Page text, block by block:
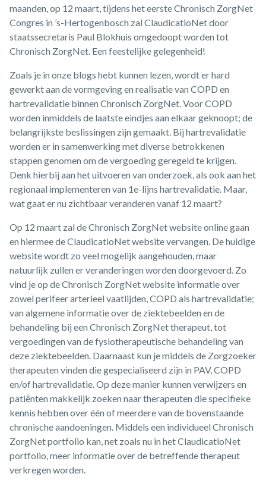
maanden, op 12 maart, tijdens het eerste Chronisch ZorgNet
Congres in ’s-Hertogenbosch zal ClaudicatioNet door
staatssecretaris Paul Blokhuis omgedoopt worden tot
Chronisch ZorgNet. Een feestelijke gelegenheid!
Zoals je in onze blogs hebt kunnen lezen, wordt er hard
gewerkt aan de vormgeving en realisatie van COPD en
hartrevalidatie binnen Chronisch ZorgNet. Voor COPD
worden inmiddels de laatste eindjes aan elkaar geknoopt; de
belangrijkste beslissingen zijn gemaakt. Bij hartrevalidatie
worden er in samenwerking met diverse betrokkenen
stappen genomen om de vergoeding geregeld te krijgen.
Denk hierbij aan het uitvoeren van onderzoek, als ook aan het
regionaal implementeren van 1e-lijns hartrevalidatie. Maar,
wat gaat er nu zichtbaar veranderen vanaf 12 maart?
Op 12 maart zal de Chronisch ZorgNet website online gaan
en hiermee de ClaudicatioNet website vervangen. De huidige
website wordt zo veel mogelijk aangehouden, maar
natuurlijk zullen er veranderingen worden doorgevoerd. Zo
vind je op de Chronisch ZorgNet website informatie over
zowel perifeer arterieel vaatlijden, COPD als hartrevalidatie;
van algemene informatie over de ziektebeelden en de
behandeling bij een Chronisch ZorgNet therapeut, tot
vergoedingen van de fysiotherapeutische behandeling van
deze ziektebeelden. Daarnaast kun je middels de Zorgzoeker
therapeuten vinden die gespecialiseerd zijn in PAV, COPD
en/of hartrevalidatie. Op deze manier kunnen verwijzers en
patiënten makkelijk zoeken naar therapeuten die specifieke
kennis hebben over één of meerdere van de bovenstaande
chronische aandoeningen. Middels een individueel Chronisch
ZorgNet portfolio kan, net zoals nu in het ClaudicatioNet
portfolio, meer informatie over de betreffende therapeut
verkregen worden.